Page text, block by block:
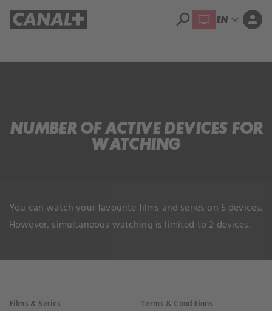
search EN expand_more person
NUMBER OF ACTIVE DEVICES FOR
WATCHING
You can watch your favourite films and series on 5 devices.
However, simultaneous watching is limited to 2 devices.
Films & Series Terms & Conditions